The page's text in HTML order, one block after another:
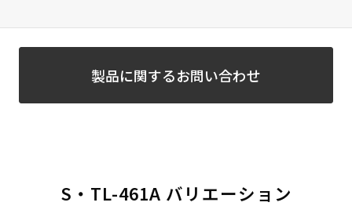
製品に関するお問い合わせ
S・TL-461A バリエーション